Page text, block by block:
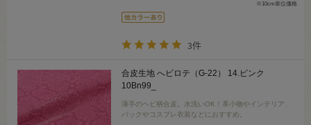
※10cm単位価格
3件
合皮生地 へビロテ（G-22） 14.ピンク
10Bn99_
薄手のヘビ柄合皮。水洗いOK！革小物やインテリア、
バックやコスプレ衣装などにおすすめ。